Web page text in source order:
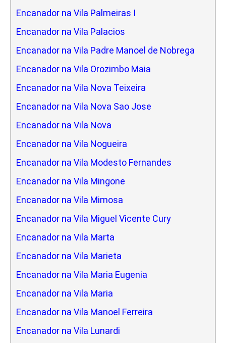
Encanador na Vila Palmeiras I
Encanador na Vila Palacios
Encanador na Vila Padre Manoel de Nobrega
Encanador na Vila Orozimbo Maia
Encanador na Vila Nova Teixeira
Encanador na Vila Nova Sao Jose
Encanador na Vila Nova
Encanador na Vila Nogueira
Encanador na Vila Modesto Fernandes
Encanador na Vila Mingone
Encanador na Vila Mimosa
Encanador na Vila Miguel Vicente Cury
Encanador na Vila Marta
Encanador na Vila Marieta
Encanador na Vila Maria Eugenia
Encanador na Vila Maria
Encanador na Vila Manoel Ferreira
Encanador na Vila Lunardi